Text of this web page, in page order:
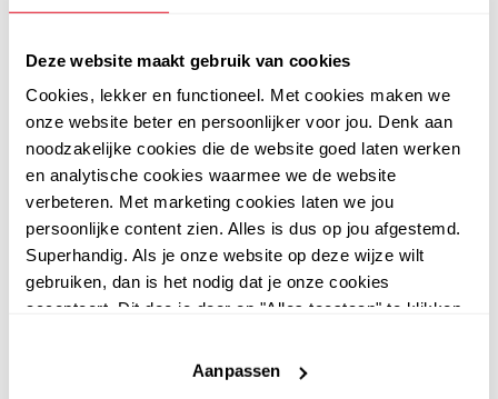
Deze website maakt gebruik van cookies
Cookies, lekker en functioneel. Met cookies maken we
onze website beter en persoonlijker voor jou. Denk aan
noodzakelijke cookies die de website goed laten werken
en analytische cookies waarmee we de website
verbeteren. Met marketing cookies laten we jou
persoonlijke content zien. Alles is dus op jou afgestemd.
Superhandig. Als je onze website op deze wijze wilt
gebruiken, dan is het nodig dat je onze cookies
accepteert. Dit doe je door op "Alles toestaan" te klikken.
website niet optimaal functioneert.
Aanpassen